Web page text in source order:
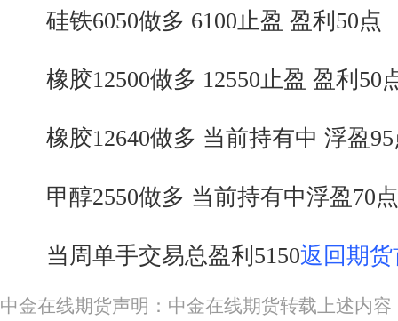
硅铁6050做多 6100止盈 盈利50点
橡胶12500做多 12550止盈 盈利50
橡胶12640做多 当前持有中 浮盈
甲醇2550做多 当前持有中浮盈70点
当周单手交易总盈利5150返回期
中金在线期货声明：中金在线期货转载上述内